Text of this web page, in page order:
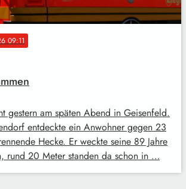
09:11
gestern am späten Abend in Geisenfeld.
entdeckte ein Anwohner gegen 23
Hecke. Er weckte seine 89 Jahre
rund 20 Meter standen da schon in …